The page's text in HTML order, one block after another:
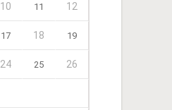
10 11 12
17 18 19
24 25 26